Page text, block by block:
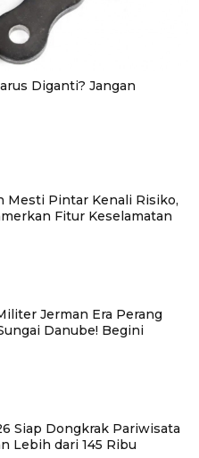
Diganti? Jangan
Mesti Pintar Kenali Risiko,
Fitur Keselamatan
Jerman Era Perang
Danube! Begini
Siap Dongkrak Pariwisata
Lebih dari 145 Ribu